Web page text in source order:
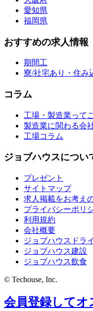
愛知県
福岡県
おすすめの求人情報
期間工
寮/社宅あり・住み
コラム
工場・製造業って
製造業に関わる会
工場コラム
ジョブハウスについ
プレゼント
サイトマップ
求人掲載をお考え
プライバシーポリ
利用規約
会社概要
ジョブハウスドラ
ジョブハウス建設
ジョブハウス飲食
© Techouse, Inc.
会員登録してオ